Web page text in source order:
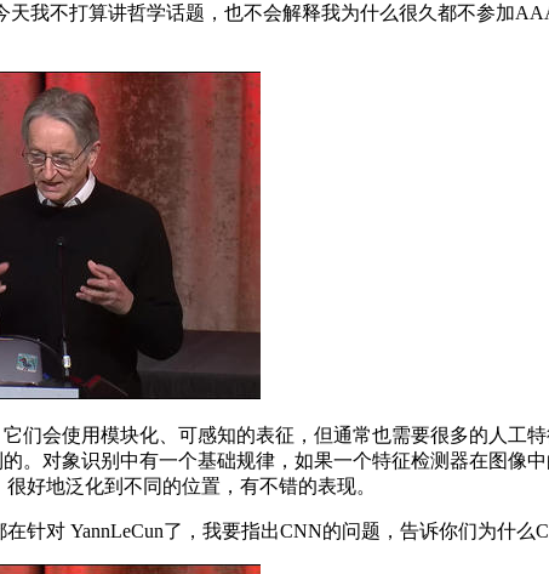
我不打算讲哲学话题，也不会解释我为什么很久都不参加
会使用模块化、可感知的表征，但通常也需要很多的人工
。对象识别中有一个基础规律，如果一个特征检测器在图像
好地泛化到不同的位置，有不错的表现。
对 YannLeCun了，我要指出CNN的问题，告诉你们为什么